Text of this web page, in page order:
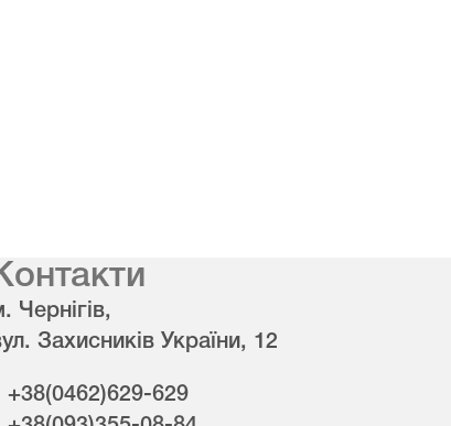
Чернігів,
Захисників України, 12
+38(0462)629-629